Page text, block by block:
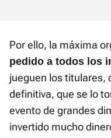
Por ello, la máxima
pedido a todos los
jueguen los titulares,
definitiva, que se lo
evento de grandes
invertido mucho